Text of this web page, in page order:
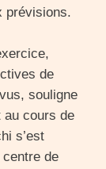
prévisions.
de
souligne
au cours de
s’est
centre de